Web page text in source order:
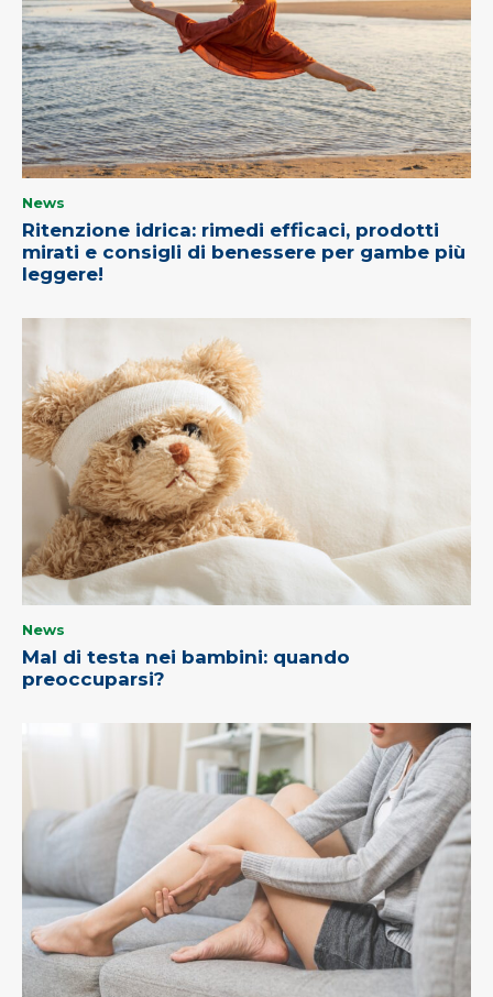
News
Ritenzione idrica: rimedi efficaci, prodotti
mirati e consigli di benessere per gambe più
leggere!
News
Mal di testa nei bambini: quando
preoccuparsi?